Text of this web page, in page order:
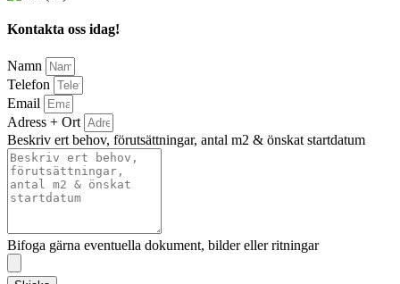
Kontakta oss idag!
Namn
Telefon
Email
Adress + Ort
Beskriv ert behov, förutsättningar, antal m2 & önskat startdatum
Bifoga gärna eventuella dokument, bilder eller ritningar